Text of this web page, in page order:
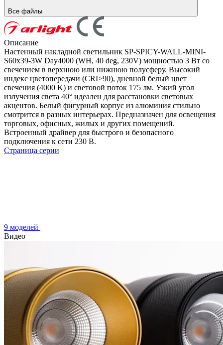
Все файлы
Описание
Настенный накладной светильник SP-SPICY-WALL-MINI-
S60x39-3W Day4000 (WH, 40 deg, 230V) мощностью 3 Вт со
свечением в верхнюю или нижнюю полусферу. Высокий
индекс цветопередачи (CRI>90), дневной белый цвет
свечения (4000 K) и световой поток 175 лм. Узкий угол
излучения света 40° идеален для расстановки световых
акцентов. Белый фигурный корпус из алюминия стильно
смотрится в разных интерьерах. Предназначен для освещения
торговых, офисных, жилых и других помещений.
Встроенный драйвер для быстрого и безопасного
подключения к сети 230 В.
Страница серии
9 моделей
Видео